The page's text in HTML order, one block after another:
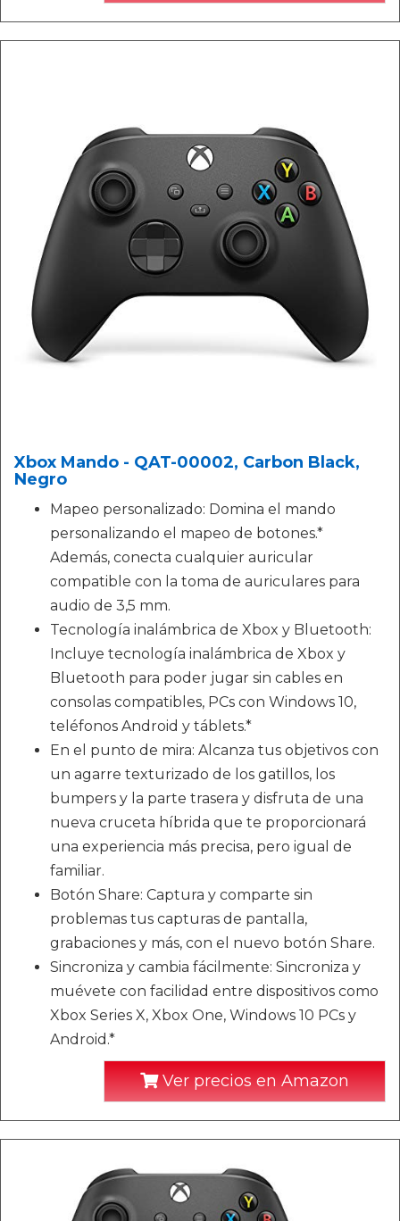
Xbox Mando - QAT-00002, Carbon Black,
Negro
Mapeo personalizado: Domina el mando
personalizando el mapeo de botones.*
Además, conecta cualquier auricular
compatible con la toma de auriculares para
audio de 3,5 mm.
Tecnología inalámbrica de Xbox y Bluetooth:
Incluye tecnología inalámbrica de Xbox y
Bluetooth para poder jugar sin cables en
consolas compatibles, PCs con Windows 10,
teléfonos Android y táblets.*
En el punto de mira: Alcanza tus objetivos con
un agarre texturizado de los gatillos, los
bumpers y la parte trasera y disfruta de una
nueva cruceta híbrida que te proporcionará
una experiencia más precisa, pero igual de
familiar.
Botón Share: Captura y comparte sin
problemas tus capturas de pantalla,
grabaciones y más, con el nuevo botón Share.
Sincroniza y cambia fácilmente: Sincroniza y
muévete con facilidad entre dispositivos como
Xbox Series X, Xbox One, Windows 10 PCs y
Android.*
Ver precios en Amazon